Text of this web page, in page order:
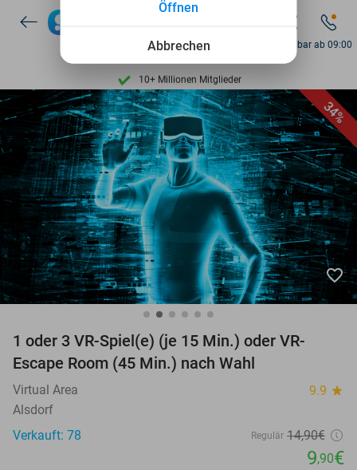
Entdecke 15.000+ Deals
7 Tage die Woche verfügbar
10+ Millionen Mitglieder
9,4 basierend auf206.262 Bewertungen
Entdecke 15.000+ Deals
7 Tage die Woche verfügbar
10+ Millionen Mitglieder
Erreichbar ab 09:00
34%
favorite_border
1 oder 3 VR-Spiel(e) (je 15 Min.) oder VR-
Escape Room (45 Min.) nach Wahl
Virtual Area 9.9 star
Alsdorf
Verkauft: 78
Regulär 14,90€
9,90€
Abbrechen
Öffnen